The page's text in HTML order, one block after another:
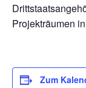
Projekträumen
Zum